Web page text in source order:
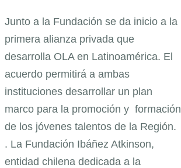
Junto a la Fundación se da inicio a la
primera alianza privada que
desarrolla OLA en Latinoamérica. El
acuerdo permitirá a ambas
instituciones desarrollar un plan
marco para la promoción y formación
de los jóvenes talentos de la Región.
. La Fundación Ibáñez Atkinson,
entidad chilena dedicada a la